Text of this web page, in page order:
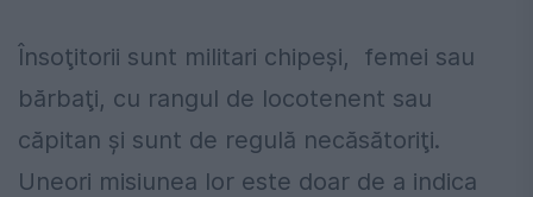
Însoţitorii sunt militari chipeşi, femei sau
bărbaţi, cu rangul de locotenent sau
căpitan şi sunt de regulă necăsătoriţi.
Uneori misiunea lor este doar de a indica